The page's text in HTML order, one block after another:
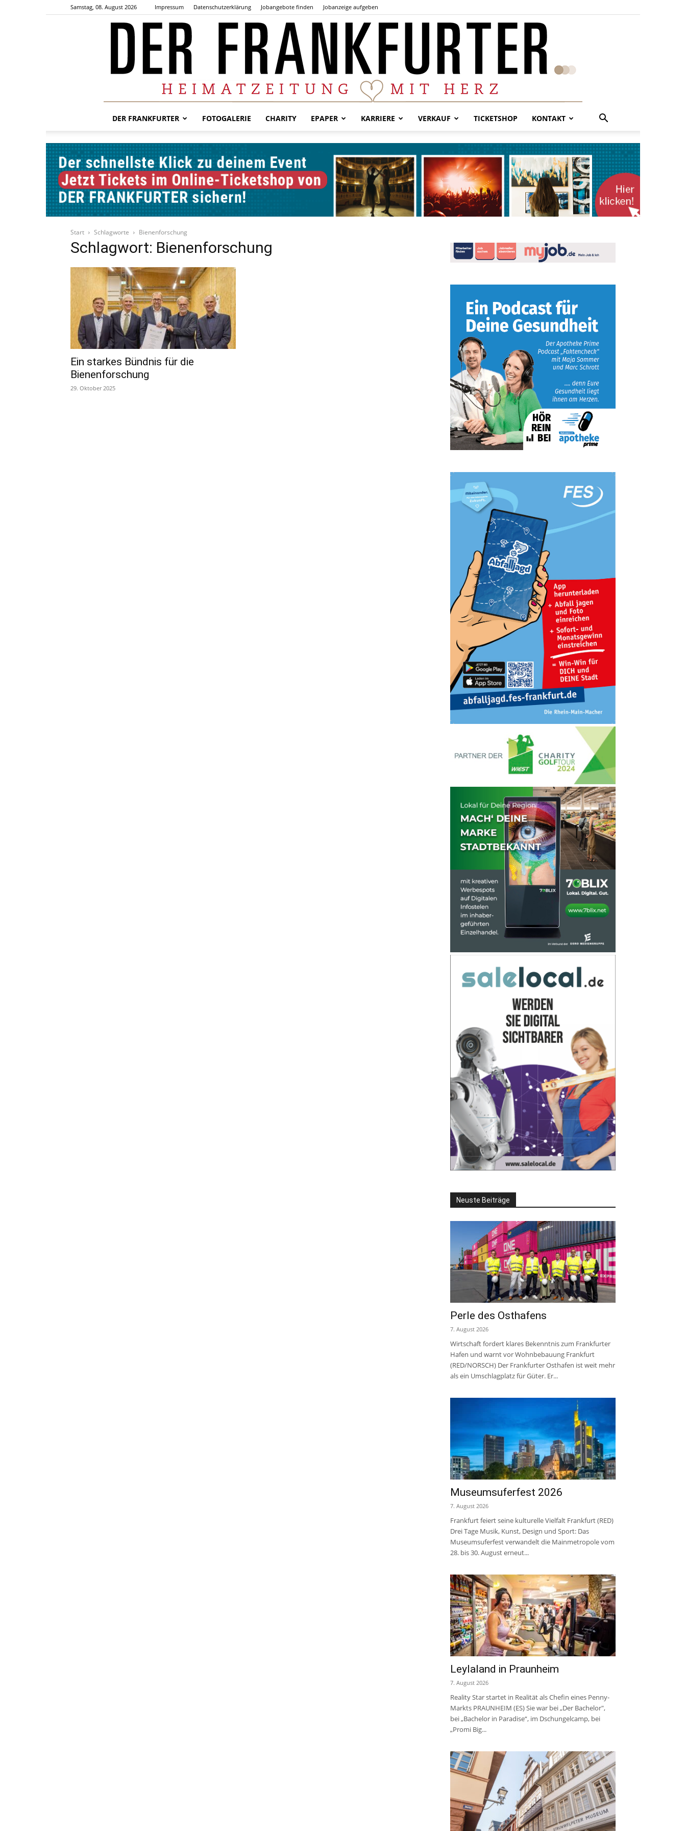
Samstag, 08. August 2026 Impressum Datenschutzerklärung Jobangebote finden Jobanzeige aufgeben
Frankfurter
DER FRANKFURTER FOTOGALERIE CHARITY EPAPER KARRIERE VERKAUF TICKETSHOP KONTAKT
Start Schlagworte Bienenforschung
Schlagwort: Bienenforschung
Ein starkes Bündnis für die
Bienenforschung
29. Oktober 2025
Neuste Beiträge
Perle des Osthafens
7. August 2026
Wirtschaft fordert klares Bekenntnis zum Frankfurter
Hafen und warnt vor Wohnbebauung Frankfurt
(RED/NORSCH) Der Frankfurter Osthafen ist weit mehr
als ein Umschlagplatz für Güter. Er...
Museumsuferfest 2026
7. August 2026
Frankfurt feiert seine kulturelle Vielfalt Frankfurt (RED)
Drei Tage Musik, Kunst, Design und Sport: Das
Museumsuferfest verwandelt die Mainmetropole vom
28. bis 30. August erneut...
Leylaland in Praunheim
7. August 2026
Reality Star startet in Realität als Chefin eines Penny-
Markts PRAUNHEIM (ES) Sie war bei „Der Bachelor",
bei „Bachelor in Paradise“, im Dschungelcamp, bei
„Promi Big...